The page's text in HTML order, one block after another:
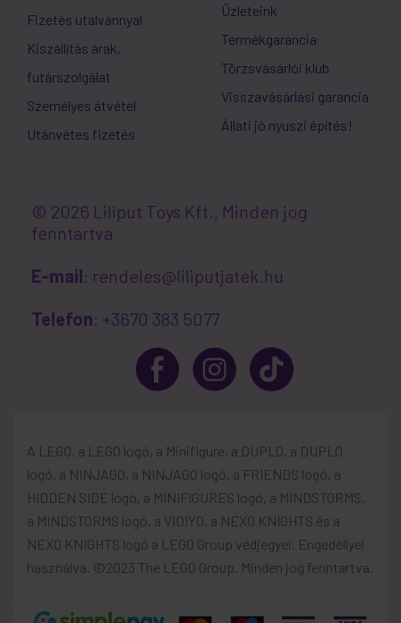
Fizetés utalvánnyal
Kiszállítás árak,
futárszolgálat
Személyes átvétel
Utánvétes fizetés
Üzleteink
Termékgarancia
Törzsvásárlói klub
Visszavásárlási garancia
Állati jó nyuszi építés!
© 2026 Liliput Toys Kft., Minden jog
fenntartva
E-mail: rendeles@liliputjatek.hu
Telefon: +3670 383 5077
A LEGO, a LEGO logó, a Minifigure, a DUPLO, a DUPLO
logó, a NINJAGO, a NINJAGO logó, a FRIENDS logó, a
HIDDEN SIDE logó, a MINIFIGURES logó, a MINDSTORMS,
a MINDSTORMS logó, a VIDIYO, a NEXO KNIGHTS és a
NEXO KNIGHTS logó a LEGO Group védjegyei. Engedéllyel
használva. ©2023 The LEGO Group. Minden jog fenntartva.